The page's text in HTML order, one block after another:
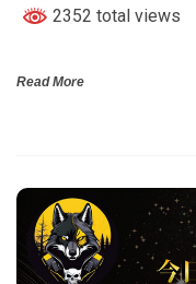
2352 total views
Read More